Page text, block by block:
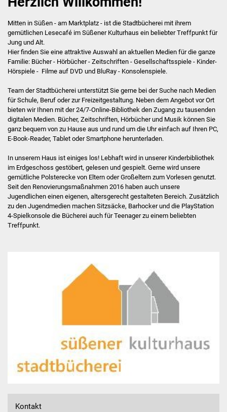
Antolin
Anmeldung & Gebühren
Medienwelten
24/7 Online Bibliothek
OverDrive Baden-
Württemberg
filmfriend
Fernleihe
Jubiläumsausstellung
Mitten in Süßen - am Marktplatz - ist die Stadt­bücherei mit ihrem
gemütlichen Lesecafé im Süßener Kulturhaus ein beliebter Treff­punkt für
Jung und Alt.
Hier finden Sie eine attraktive Auswahl an aktuellen Medien für die ganze
Familie: Bücher - Hörbücher - Zeitschriften - Gesellschaftsspiele - Kinder-
Hörspiele - Filme auf DVD und BluRay - Konsolenspiele.
Team der Stadtbücherei unterstützt Sie gerne bei der Suche nach Medien
für Schule, Beruf oder zur Freizeitgestaltung. Neben dem Angebot vor Ort
bieten wir Ihnen mit der 24/7-Online-Bibliothek den Zugang zu tausenden
digitalen Medien. Bücher, Zeitschriften, Hörbücher und Musik können Sie
ganz bequem von zu Hause aus und rund um die Uhr einfach auf Ihren PC,
E-Book-Reader, Tablet oder Smartphone herunterladen.
In unserem Haus ist einiges los! Lebhaft wird in unserer Kinderbibliothek
im Erdgeschoss gestöbert, gelesen und gespielt. Gerne wird unsere
gemütliche Polsterecke von Eltern oder Großeltern zum Vorlesen genutzt.
Seit den Renovierungsmaßnahmen 2016 haben auch unsere
Jugendlichen einen eigenen, altersgerecht gestalteten Bereich. Zusätzlich
zu den Jugendmedien machen Sitzsäcke, Barhocker und die PlayStation
4-Spielkonsole die Bücherei auch für Teenager zu einem beliebten
Treffpunkt.
Kontakt